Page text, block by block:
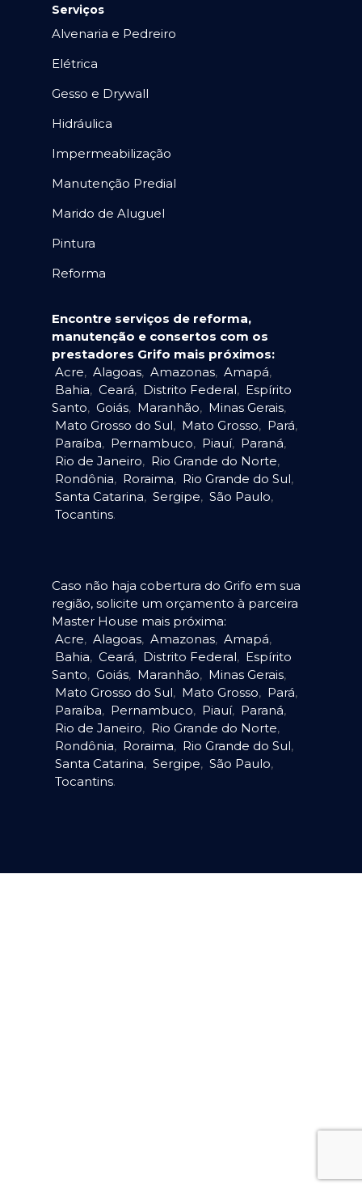
Serviços
Alvenaria e Pedreiro
Elétrica
Gesso e Drywall
Hidráulica
Impermeabilização
Manutenção Predial
Marido de Aluguel
Pintura
Reforma
Encontre serviços de reforma,
manutenção e consertos com os
prestadores Grifo mais próximos:
Acre, Alagoas, Amazonas, Amapá,
Bahia, Ceará, Distrito Federal, Espírito
Santo, Goiás, Maranhão, Minas Gerais,
Mato Grosso do Sul, Mato Grosso, Pará,
Paraíba, Pernambuco, Piauí, Paraná,
Rio de Janeiro, Rio Grande do Norte,
Rondônia, Roraima, Rio Grande do Sul,
Santa Catarina, Sergipe, São Paulo,
Tocantins.
Caso não haja cobertura do Grifo em sua
região, solicite um orçamento à parceira
Master House mais próxima:
Acre, Alagoas, Amazonas, Amapá,
Bahia, Ceará, Distrito Federal, Espírito
Santo, Goiás, Maranhão, Minas Gerais,
Mato Grosso do Sul, Mato Grosso, Pará,
Paraíba, Pernambuco, Piauí, Paraná,
Rio de Janeiro, Rio Grande do Norte,
Rondônia, Roraima, Rio Grande do Sul,
Santa Catarina, Sergipe, São Paulo,
Tocantins.